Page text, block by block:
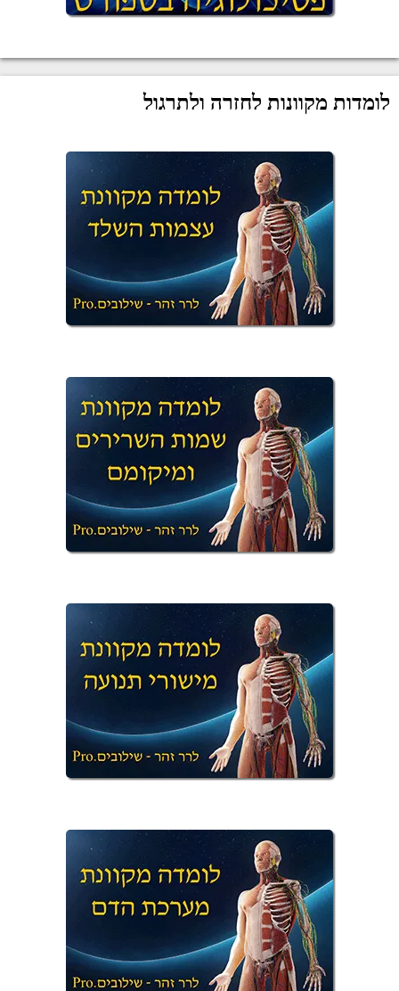
לומדות מקוונות לחזרה ולתרגול